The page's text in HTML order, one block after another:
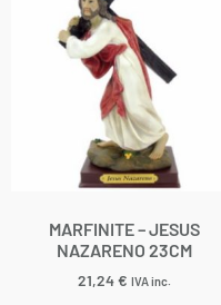
MARFINITE – JESUS
NAZARENO 23CM
21,24€ IVA inc.